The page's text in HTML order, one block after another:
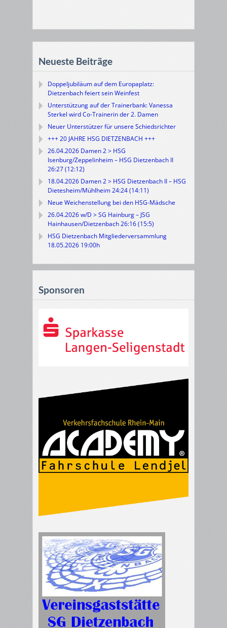
Neueste Beiträge
Doppeljubiläum auf dem Europaplatz:
Dietzenbach feiert sein Weinfest
Unterstützung auf der Trainerbank: Vanessa
Sterkel wird Co-Trainerin der 2. Damen
Neuer Unterstützer für unsere Schiedsrichter
+++ 20 JAHRE HSG DIETZENBACH +++
26.04.2026 Damen 2 > HSG
Isenburg/Zeppelinheim – HSG Dietzenbach II
26:27 (12:12)
18.04.2026 Damen 2 > HSG Dietzenbach II – HSG
Dietesheim/Mühlheim 24:24 (14:11)
Neue Weichenstellung bei den HSG-Mädsche
26.04.2026 w/D > SG Hainburg – JSG
Hainhausen/Dietzenbach 26:16 (15:5)
HSG Dietzenbach Mitgliederversammlung
18.05.2026 19:00h
Sponsoren